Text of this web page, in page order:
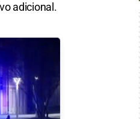
adicional.